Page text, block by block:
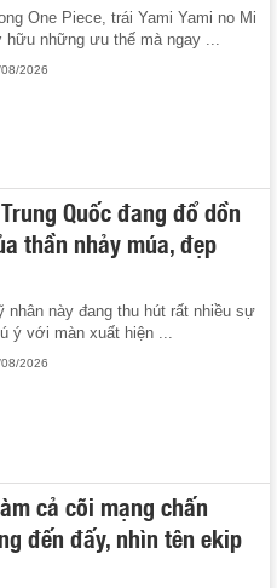
One Piece, trái Yami Yami no Mi
hữu những ưu thế mà ngay ...
2026
Quốc đang đổ dồn
thần nhảy múa, đẹp
nhân này đang thu hút rất nhiều sự
ý với màn xuất hiện ...
2026
cả cõi mạng chấn
đến đấy, nhìn tên ekip